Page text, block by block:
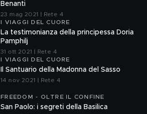
Benanti
23 mag 2021 | Rete 4
I VIAGGI DEL CUORE
La testimonianza della principessa Doria
Pamphilj
31 ott 2021 | Rete 4
I VIAGGI DEL CUORE
Il Santuario della Madonna del Sasso
14 nov 2021 | Rete 4
FREEDOM - OLTRE IL CONFINE
San Paolo: i segreti della Basilica